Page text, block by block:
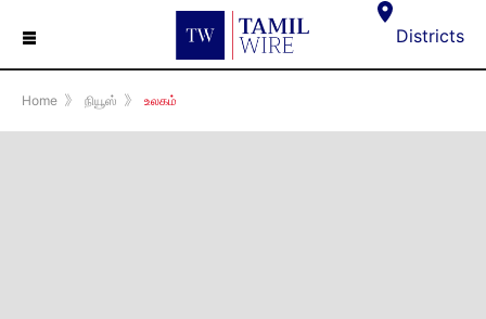
☰ Districts
Home 》 நியூஸ் 》 உலகம்